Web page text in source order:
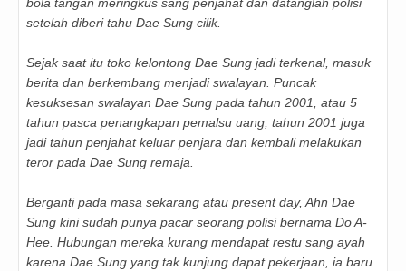
setelah diberi tahu Dae Sung cilik.
Sejak saat itu toko kelontong Dae Sung jadi terkenal, masuk
berita dan berkembang menjadi swalayan. Puncak
kesuksesan swalayan Dae Sung pada tahun 2001, atau 5
tahun pasca penangkapan pemalsu uang, tahun 2001 juga
jadi tahun penjahat keluar penjara dan kembali melakukan
teror pada Dae Sung remaja.
Berganti pada masa sekarang atau present day, Ahn Dae
Sung kini sudah punya pacar seorang polisi bernama Do A-
Hee. Hubungan mereka kurang mendapat restu sang ayah
karena Dae Sung yang tak kunjung dapat pekerjaan, ia baru